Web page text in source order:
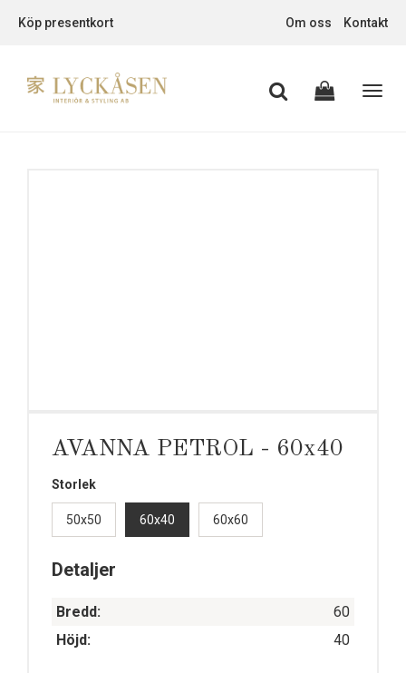
Köp presentkort Om oss Kontakt
AVANNA PETROL - 60x40
Storlek
50x50 60x40 60x60
Detaljer
Bredd:
60
Höjd:
40